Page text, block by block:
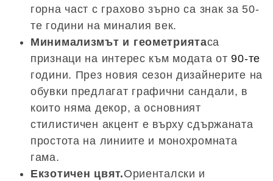
горна част с грахово зърно са знак за 50-
те години на миналия век.
Минимализмът и геометриятаса
признаци на интерес към модата от90-те
години. През новия сезон дизайнерите на
обувки предлагат графични сандали, в
които няма декор, а основният
стилистичен акцент е върху сдържаната
простота на линиите и монохромната
гама.
Екзотичен цвят.Ориенталски и